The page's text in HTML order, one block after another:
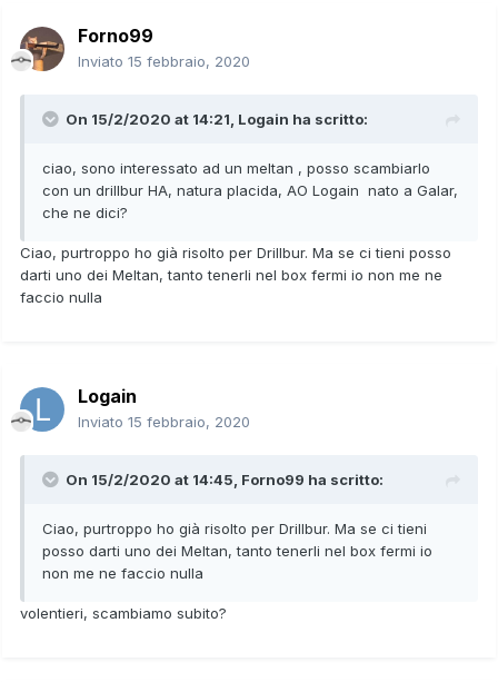
Forno99
Inviato 15 febbraio, 2020
On 15/2/2020 at 14:21, Logain ha scritto:
ciao, sono interessato ad un meltan , posso scambiarlo
con un drillbur HA, natura placida, AO Logain nato a Galar,
che ne dici?
Ciao, purtroppo ho già risolto per Drillbur. Ma se ci tieni posso
darti uno dei Meltan, tanto tenerli nel box fermi io non me ne
faccio nulla
Logain
Inviato 15 febbraio, 2020
On 15/2/2020 at 14:45, Forno99 ha scritto:
Ciao, purtroppo ho già risolto per Drillbur. Ma se ci tieni
posso darti uno dei Meltan, tanto tenerli nel box fermi io
non me ne faccio nulla
volentieri, scambiamo subito?